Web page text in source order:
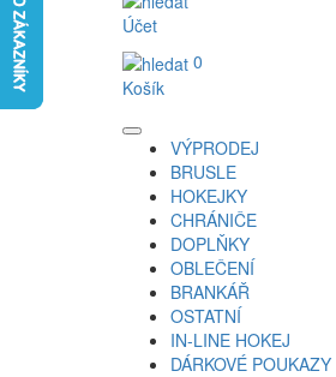
Účet
0
Košík
VÝPRODEJ
BRUSLE
HOKEJKY
CHRÁNIČE
DOPLŇKY
OBLEČENÍ
BRANKÁŘ
OSTATNÍ
IN-LINE HOKEJ
DÁRKOVÉ POUKAZY